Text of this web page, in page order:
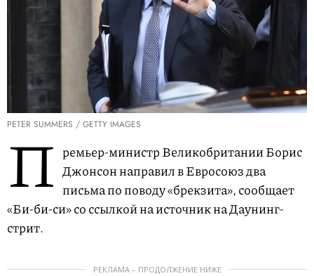
PETER SUMMERS / GETTY IMAGES
П ремьер-министр Великобритании Борис
Джонсон направил в Евросоюз два
письма по поводу «брекзита», сообщает
«Би-би-си» со ссылкой на источник на Даунинг-
стрит.
РЕКЛАМА – ПРОДОЛЖЕНИЕ НИЖЕ